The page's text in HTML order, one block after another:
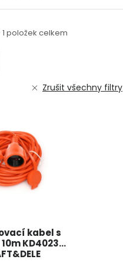
1 položek celkem
Zrušit všechny filtry
kabel s
KD4023